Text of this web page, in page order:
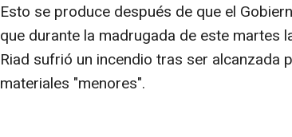
Esto se produce después de que el
que durante la madrugada de este martes
Riad sufrió un incendio tras ser alcanzada
materiales "menores".